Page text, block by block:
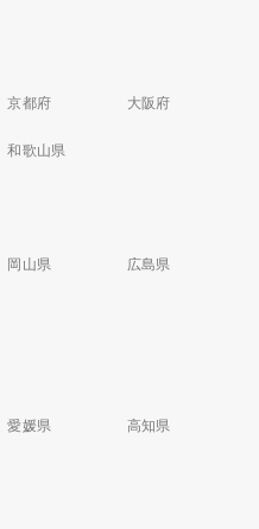
京都府 大阪府
和歌山県
岡山県 広島県
愛媛県 高知県